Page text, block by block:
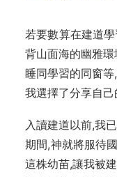
若要數算在建道
背山面海的幽雅
睡同學習的同窗
我選擇了分享自己
入讀建道以前,我
期間,神就將服待
這株幼苗,讓我被